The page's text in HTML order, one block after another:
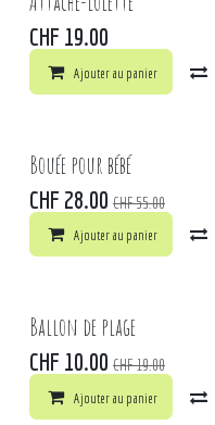
CHF 19.00
Ajouter au panier
Bouée pour bébé
CHF 28.00 CHF55.00
Ajouter au panier
Ballon de plage
CHF 10.00 CHF19.00
Ajouter au panier